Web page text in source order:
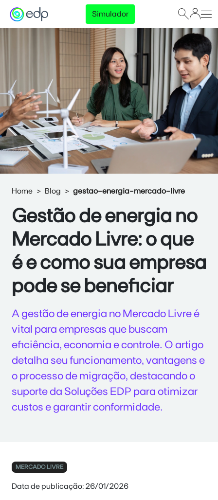
Simulador
Home Blog gestao-energia-mercado-livre
Gestão de energia no
Mercado Livre: o que
é e como sua empresa
pode se beneficiar
A gestão de energia no Mercado Livre é
vital para empresas que buscam
eficiência, economia e controle. O artigo
detalha seu funcionamento, vantagens e
o processo de migração, destacando o
suporte da Soluções EDP para otimizar
custos e garantir conformidade.
MERCADO LIVRE
Data de publicação: 26/01/2026